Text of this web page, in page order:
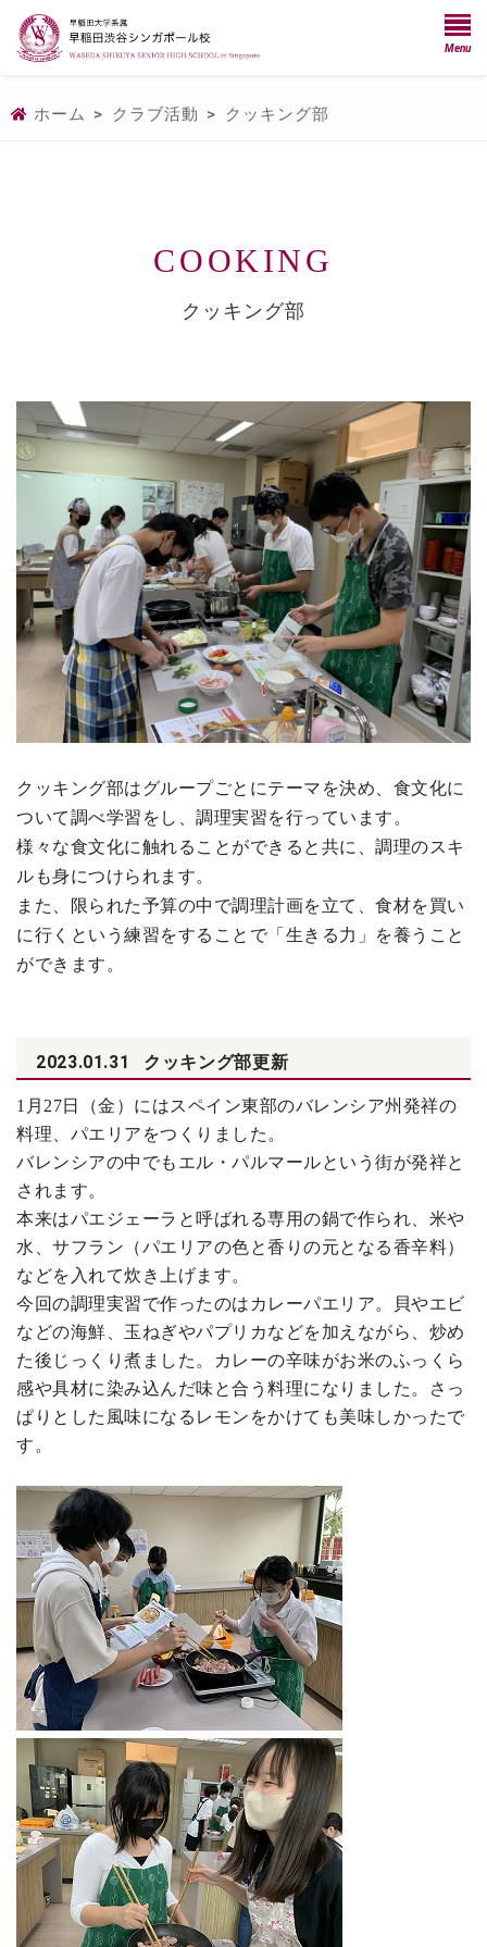
Menu
ホーム > クラブ活動 > クッキング部
COOKING
クッキング部
クッキング部はグループごとにテーマを決め、食文化に
ついて調べ学習をし、調理実習を行っています。
様々な食文化に触れることができると共に、調理のスキ
ルも身につけられます。
また、限られた予算の中で調理計画を立て、食材を買い
に行くという練習をすることで「生きる力」を養うこと
ができます。
2023.01.31 クッキング部更新
1 月27日（金）にはスペイン東部のバレンシア州発祥の
料理、パエリアをつくりました。
バレンシアの中でもエル・パルマールという街が発祥と
されます。
本来はパエジェーラと呼ばれる専用の鍋で作られ、米や
水、サフラン（パエリアの色と香りの元となる香辛料）
などを入れて炊き上げます。
今回の調理実習で作ったのはカレーパエリア。貝やエビ
などの海鮮、玉ねぎやパプリカなどを加えながら、炒め
た後じっくり煮ました。カレーの辛味がお米のふっくら
感や具材に染み込んだ味と合う料理になりました。さっ
ぱりとした風味になるレモンをかけても美味しかったで
す。